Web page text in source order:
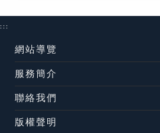
:::
網站導覽
服務簡介
聯絡我們
版權聲明